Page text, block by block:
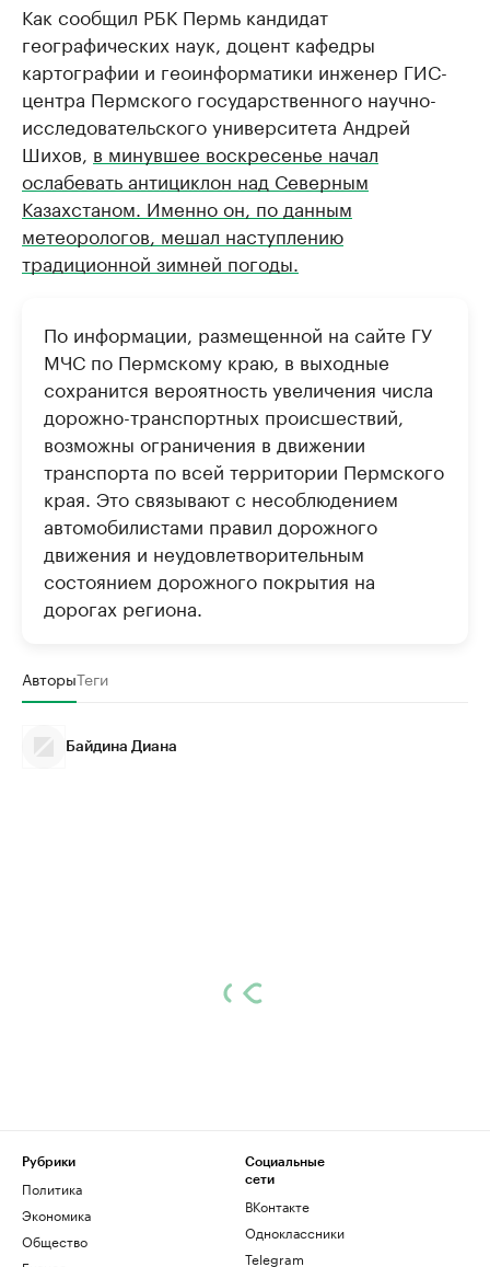
Как сообщил РБК Пермь кандидат
географических наук, доцент кафедры
картографии и геоинформатики инженер ГИС-
центра Пермского государственного научно-
исследовательского университета Андрей
Шихов, в минувшее воскресенье начал
ослабевать антициклон над Северным
Казахстаном. Именно он, по данным
метеорологов, мешал наступлению
традиционной зимней погоды.
По информации, размещенной на сайте ГУ
МЧС по Пермскому краю, в выходные
сохранится вероятность увеличения числа
дорожно-транспортных происшествий,
возможны ограничения в движении
транспорта по всей территории Пермского
края. Это связывают с несоблюдением
автомобилистами правил дорожного
движения и неудовлетворительным
состоянием дорожного покрытия на
дорогах региона.
АвторыТеги
Байдина Диана
Рубрики
Политика
Экономика
Общество
Социальные
сети
ВКонтакте
Одноклассники
Telegram